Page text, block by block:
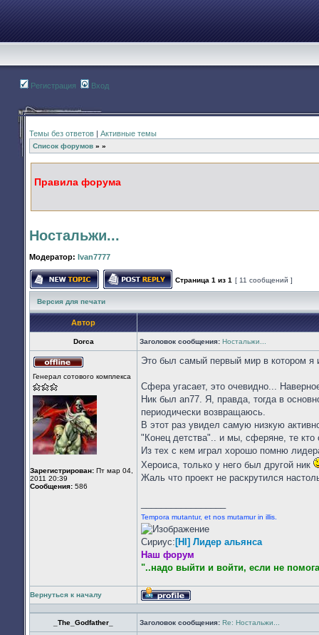
Регистрация Вход
Темы без ответов | Активные темы
Список форумов » »
Правила форума
Ностальжи...
Модератор: Ivan7777
Начать новую тему Ответить на тему
Страница 1 из 1 [ 11 сообщений ]
Версия для печати
Автор
Dorca Заголовок сообщения: Ностальжи...
в
Генерал сотового комплекса
Зарегистрирован: Пт мар 04,
2011 20:39
Сообщения: 586
Это был самый первый мир в котором я
Сфера угасает, это очевидно...
Ник был an77. Я, правда, тогда в
периодически возвращаюсь.
В этот раз увидел самую низкую
"Конец детства".. и мы, сферяне, те кто
Из тех с кем играл хорошо помню
Хероиса, только у него был другой ник
Жаль что проект не раскрутился
Tempora mutantur, et nos mutamur in illis.
Сириус: [HI] Лидер альянса
Наш форум
"..надо выйти и войти, если не
Вернуться к началу
Профиль
_The_Godfather_ Заголовок сообщения: Re: Ностальжи...